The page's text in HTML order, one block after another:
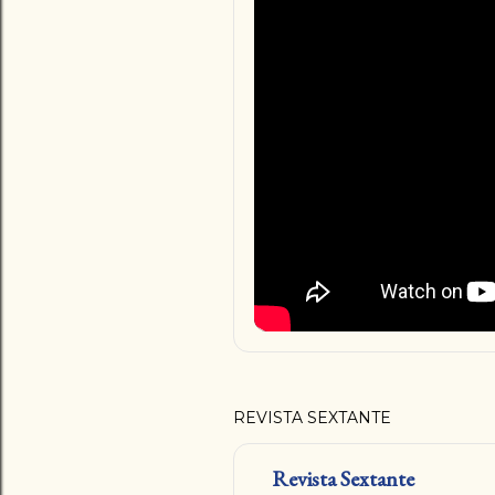
REVISTA SEXTANTE
Revista Sextante